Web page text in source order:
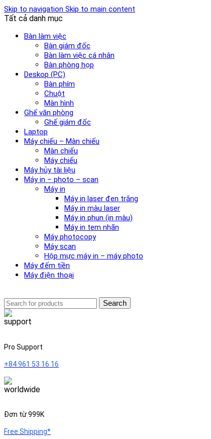
Skip to navigation Skip to main content
Tất cả danh mục
Bàn làm việc
Bàn giám đốc
Bàn làm việc cá nhân
Bàn phòng họp
Deskop (PC)
Bàn phím
Chuột
Màn hình
Ghế văn phòng
Ghế giám đốc
Laptop
Máy chiếu – Màn chiếu
Màn chiếu
Máy chiếu
Máy hủy tài liệu
Máy in – photo – scan
Máy in
Máy in laser đen trắng
Máy in màu laser
Máy in phun (in màu)
Máy in tem nhãn
Máy photocopy
Máy scan
Hộp mực máy in – máy photo
Máy đếm tiền
Máy điện thoại
Search
Pro Support
+84 961 53 16 16
Đơn từ 999K
Free Shipping*